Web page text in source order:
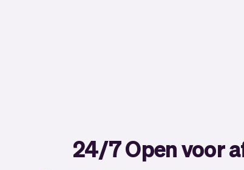
24/7 Open voor